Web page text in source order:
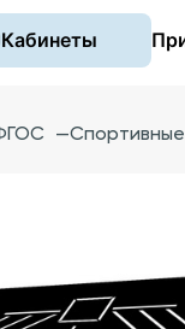
Кабинеты
—